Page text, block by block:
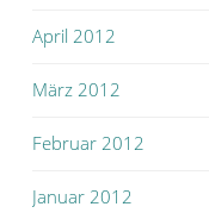
April 2012
März 2012
Februar 2012
Januar 2012